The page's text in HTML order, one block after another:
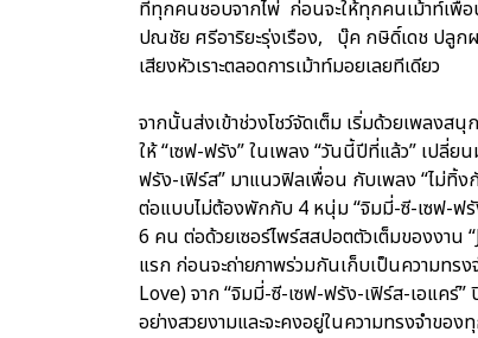
ที่ทุกคนชอบจากไพ่ ก่อนจะให้ทุกคนเม้าท์เ
ปณชัย ศรีอาริยะรุ่งเรือง, บุ๊ค กษิดิ์เดช ปลูก
เสียงหัวเราะตลอดการเม้าท์มอยเลยทีเดียว
จากนั้นส่งเข้าช่วงโชว์จัดเต็ม เริ่มด้วยเพลง
ให้ “เซฟ-ฟรัง” ในเพลง “วันนี้ปีที่แล้ว” เปลี่ย
ฟรัง-เฟิร์ส” มาแนวฟิลเพื่อน กับเพลง “ไม่ทิ้
ต่อแบบไม่ต้องพักกับ 4 หนุ่ม “จิมมี่-ซี-เซฟ-ฟรั
6 คน ต่อด้วยเซอร์ไพร์สสปอตตัวเต็มของงา
แรก ก่อนจะถ่ายภาพร่วมกันเก็บเป็นความทรง
Love) จาก “จิมมี่-ซี-เซฟ-ฟรัง-เฟิร์ส-เอแค
อย่างสวยงามและจะคงอยู่ในความทรงจำขอ